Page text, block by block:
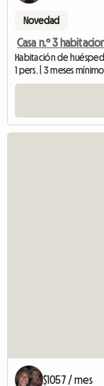
Novedad
Casa n.º 3
Habitación de
1 pers. | 3 meses mínimo
$1057 / mes